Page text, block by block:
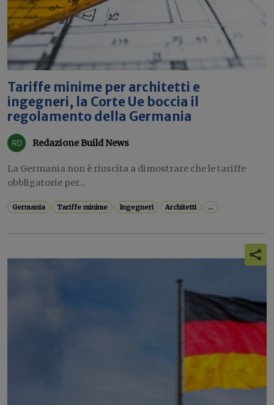
Tariffe minime per architetti e
ingegneri, la Corte Ue boccia il
regolamento della Germania
Redazione Build News
La Germania non è riuscita a dimostrare che le tariffe
obbligatorie per...
Germania Tariffe minime Ingegneri Architetti ...